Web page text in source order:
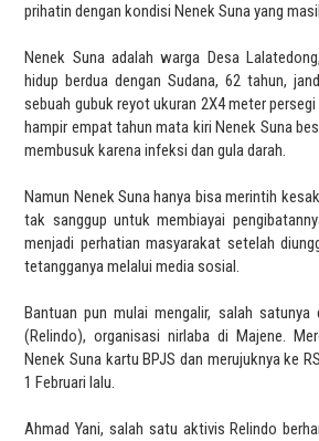
prihatin dengan kondisi Nenek Suna yang
Nenek Suna adalah warga Desa
hidup berdua dengan Sudana, 62 tahun,
sebuah gubuk reyot ukuran 2X4 meter
hampir empat tahun mata kiri Nenek Suna
membusuk karena infeksi dan gula darah.
Namun Nenek Suna hanya bisa merintih
tak sanggup untuk membiayai
menjadi perhatian masyarakat setelah
tetangganya melalui media sosial.
Bantuan pun mulai mengalir, salah satunya
(Relindo), organisasi nirlaba di Majene.
Nenek Suna kartu BPJS dan merujuknya ke
1 Februari lalu.
Ahmad Yani, salah satu aktivis Relindo